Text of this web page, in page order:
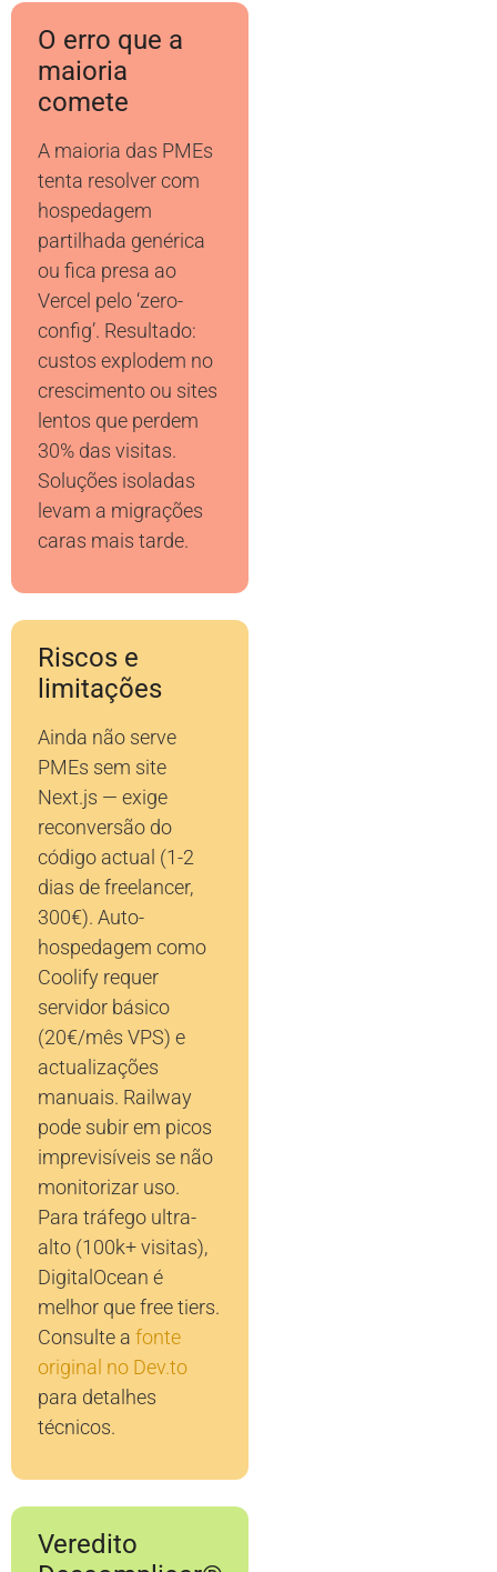
O erro que a
maioria
comete
A maioria das PMEs
tenta resolver com
hospedagem
partilhada genérica
ou fica presa ao
Vercel pelo ‘zero-
config’. Resultado:
custos explodem no
crescimento ou sites
lentos que perdem
30% das visitas.
Soluções isoladas
levam a migrações
caras mais tarde.
Riscos e
limitações
Ainda não serve
PMEs sem site
Next.js — exige
reconversão do
código actual (1-2
dias de freelancer,
300€). Auto-
hospedagem como
Coolify requer
servidor básico
(20€/mês VPS) e
actualizações
manuais. Railway
pode subir em picos
imprevisíveis se não
monitorizar uso.
Para tráfego ultra-
alto (100k+ visitas),
DigitalOcean é
melhor que free tiers.
Consulte a fonte
original no Dev.to
para detalhes
técnicos.
Veredito